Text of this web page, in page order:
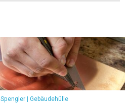
Spengler | Gebäudehülle